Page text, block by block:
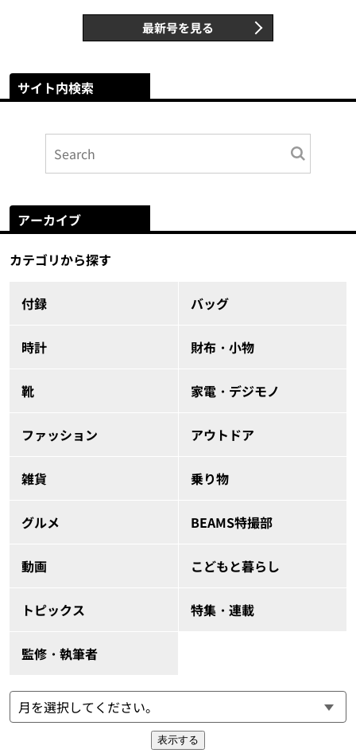
最新号を見る
サイト内検索
アーカイブ
カテゴリから探す
付録 バッグ
時計 財布・小物
靴 家電・デジモノ
ファッション アウトドア
雑貨 乗り物
グルメ BEAMS特撮部
動画 こどもと暮らし
トピックス 特集・連載
監修・執筆者
表示する